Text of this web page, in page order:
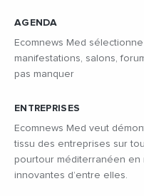
AGENDA
Ecomnews Med
manifestations, salons,
pas manquer
ENTREPRISES
Ecomnews Med veut
tissu des entreprises sur
pourtour méditerranéen en
innovantes d’entre elles.